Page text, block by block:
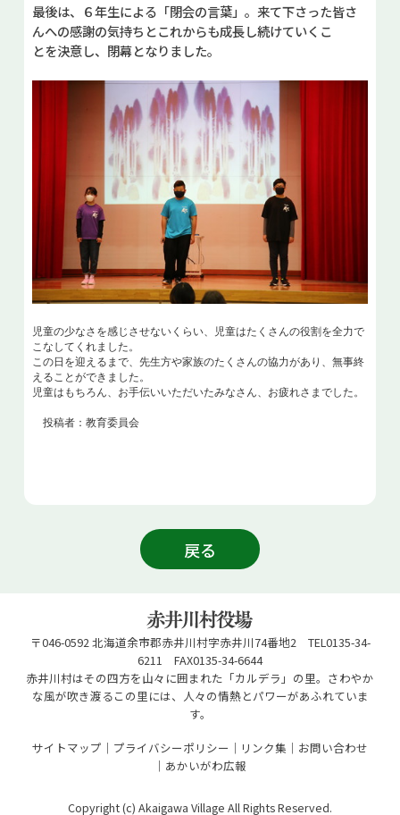
最後は、６年生による「閉会の言葉」。来て下さった皆さ
んへの感謝の気持ちとこれからも成長し続けていくこ
とを決意し、閉幕となりました。
児童の少なさを感じさせないくらい、児童はたくさんの役割を全力で
こなしてくれました。
この日を迎えるまで、先生方や家族のたくさんの協力があり、無事終
えることができました。
児童はもちろん、お手伝いいただいたみなさん、お疲れさまでした。
投稿者：教育委員会
戻る
〒046-0592 北海道余市郡赤井川村字赤井川74番地2 TEL0135-34-
6211 FAX0135-34-6644
赤井川村はその四方を山々に囲まれた「カルデラ」の里。さわやか
な風が吹き渡るこの里には、人々の情熱とパワーがあふれていま
す。
サイトマップ
プライバシーポリシー リンク集
お問い合わせ
あかいがわ広報
Copyright (c) Akaigawa Village All Rights Reserved.